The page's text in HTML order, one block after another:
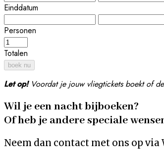
Einddatum
Personen
Totalen
boek nu
Let op! Voordat je jouw vliegtickets boekt of
Wil je een nacht bijboeken?
Of heb je andere speciale
Neem dan contact met ons op